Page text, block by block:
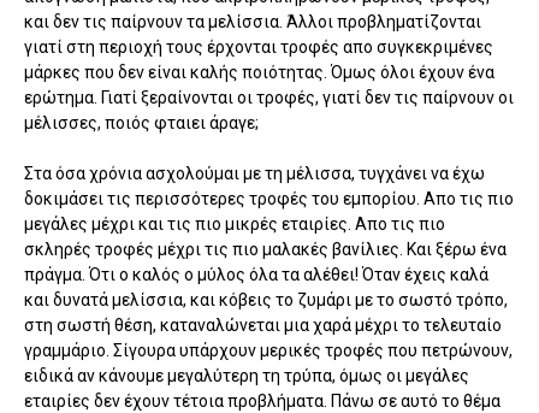
και δεν τις παίρνουν τα μελίσσια. Άλλοι προβληματίζονται
γιατί στη περιοχή τους έρχονται τροφές απο συγκεκριμένες
μάρκες που δεν είναι καλής ποιότητας. Όμως όλοι έχουν ένα
ερώτημα. Γιατί ξεραίνονται οι τροφές, γιατί δεν τις παίρνουν οι
μέλισσες, ποιός φταιει άραγε;
Στα όσα χρόνια ασχολούμαι με τη μέλισσα, τυγχάνει να έχω
δοκιμάσει τις περισσότερες τροφές του εμπορίου. Απο τις πιο
μεγάλες μέχρι και τις πιο μικρές εταιρίες. Απο τις πιο
σκληρές τροφές μέχρι τις πιο μαλακές βανίλιες. Και ξέρω ένα
πράγμα. Ότι ο καλός ο μύλος όλα τα αλέθει! Όταν έχεις καλά
και δυνατά μελίσσια, και κόβεις το ζυμάρι με το σωστό τρόπο,
στη σωστή θέση, καταναλώνεται μια χαρά μέχρι το τελευταίο
γραμμάριο. Σίγουρα υπάρχουν μερικές τροφές που πετρώνουν,
ειδικά αν κάνουμε μεγαλύτερη τη τρύπα, όμως οι μεγάλες
εταιρίες δεν έχουν τέτοια προβλήματα. Πάνω σε αυτό το θέμα